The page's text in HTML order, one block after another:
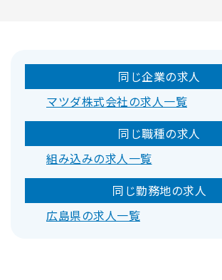
同じ企業の求人
マツダ株式会社の求人一覧
同じ職種の求人
組み込みの求人一覧
同じ勤務地の求人
広島県の求人一覧